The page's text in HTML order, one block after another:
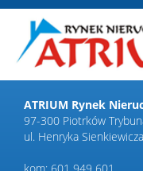
ATRIUM Rynek
97-300 Piotrków
ul. Henryka